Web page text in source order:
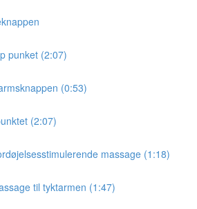
punket (2:07)
(0:53)
(2:07)
massage (1:18)
til tyktarmen (1:47)